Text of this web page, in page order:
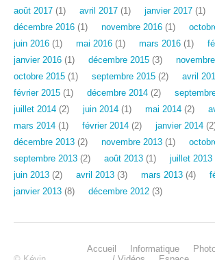
août 2017 (1) avril 2017 (1) janvier 2017 (1)
décembre 2016 (1) novembre 2016 (1)
juin 2016 (1) mai 2016 (1) mars 2016 (1)
janvier 2016 (1) décembre 2015 (3)
octobre 2015 (1) septembre 2015 (2) avril
février 2015 (1) décembre 2014 (2)
juillet 2014 (2) juin 2014 (1) mai 2014 (2)
mars 2014 (1) février 2014 (2) janvier 2014
décembre 2013 (2) novembre 2013 (1)
septembre 2013 (2) août 2013 (1) juillet 2013
juin 2013 (2) avril 2013 (3) mars 2013 (4)
janvier 2013 (8) décembre 2012 (3)
Accueil Informatique